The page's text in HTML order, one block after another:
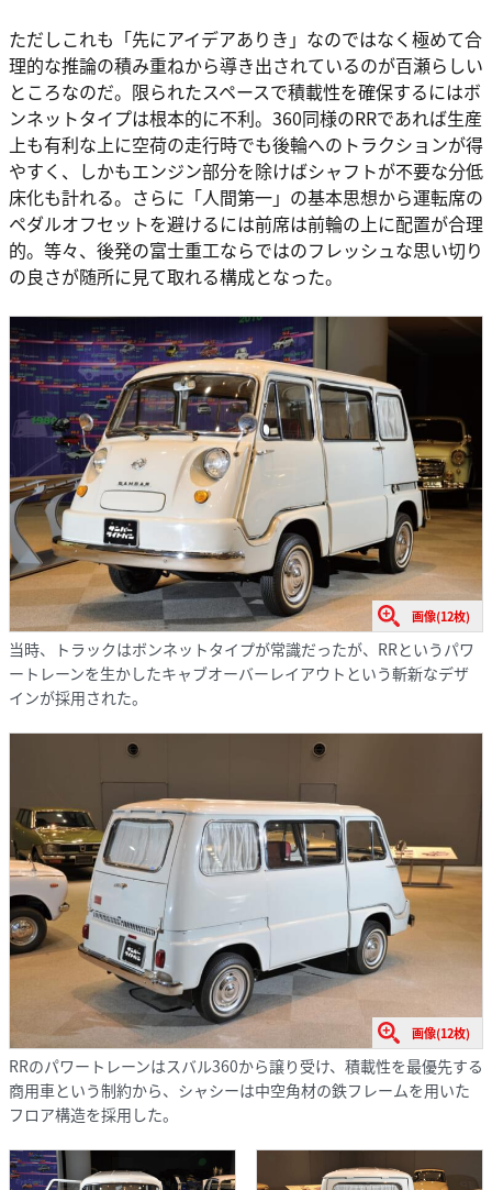
ただしこれも「先にアイデアありき」なのではなく極めて合
理的な推論の積み重ねから導き出されているのが百瀬らしい
ところなのだ。限られたスペースで積載性を確保するにはボ
ンネットタイプは根本的に不利。360同様のRRであれば生産
上も有利な上に空荷の走行時でも後輪へのトラクションが得
やすく、しかもエンジン部分を除けばシャフトが不要な分低
床化も計れる。さらに「人間第一」の基本思想から運転席の
ペダルオフセットを避けるには前席は前輪の上に配置が合理
的。等々、後発の富士重工ならではのフレッシュな思い切り
の良さが随所に見て取れる構成となった。
画像(12枚)
当時、トラックはボンネットタイプが常識だったが、RRというパワ
ートレーンを生かしたキャブオーバーレイアウトという斬新なデザ
インが採用された。
画像(12枚)
RRのパワートレーンはスバル360から譲り受け、積載性を最優先する
商用車という制約から、シャシーは中空角材の鉄フレームを用いた
フロア構造を採用した。